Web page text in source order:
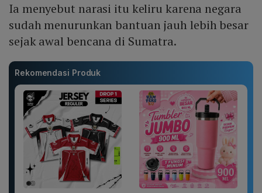
Ia menyebut narasi itu keliru karena negara
sudah menurunkan bantuan jauh lebih besar
sejak awal bencana di Sumatra.
Rekomendasi Produk